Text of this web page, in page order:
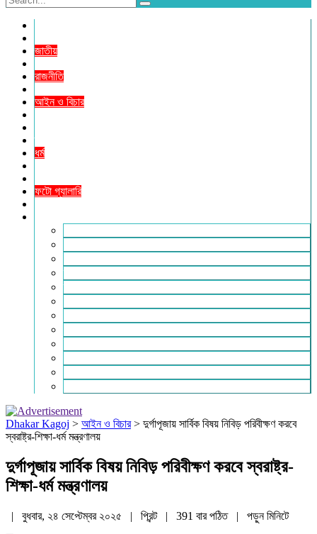
জাতীয়
রাজনীতি
আইন ও বিচার
ধর্ম
ফটো গ্যালারি
Dhakar Kagoj > আইন ও বিচার> দুর্গাপূজায় সার্বিক বিষয় নিবিড় পরিবীক্ষণ করবে
স্বরাষ্ট্র-শিক্ষা-ধর্ম মন্ত্রণালয়
দুর্গাপূজায় সার্বিক বিষয় নিবিড় পরিবীক্ষণ করবে স্বরাষ্ট্র-
শিক্ষা-ধর্ম মন্ত্রণালয়
| বুধবার, ২৪ সেপ্টেম্বর ২০২৫ | প্রিন্ট | 391 বার পঠিত | পড়ুনমিনিটে